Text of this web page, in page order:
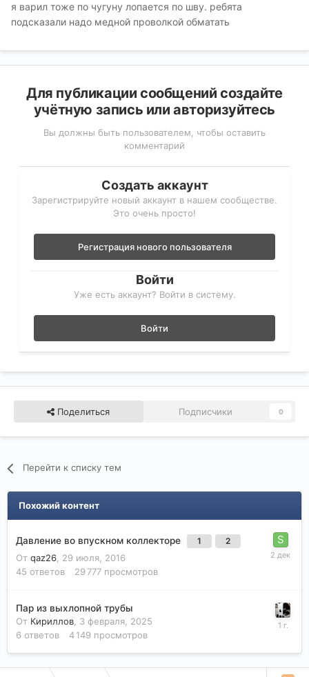
я варил тоже по чугуну лопается по шву. ребята
подсказали надо медной проволкой обматать
Для публикации сообщений создайте
учётную запись или авторизуйтесь
Вы должны быть пользователем, чтобы оставить
комментарий
Создать аккаунт
Зарегистрируйте новый аккаунт в нашем сообществе.
Это очень просто!
Регистрация нового пользователя
Войти
Уже есть аккаунт? Войти в систему.
Войти
Поделиться Подписчики 0
Перейти к списку тем
Похожий контент
Давление во впускном коллекторе 1 2
От qaz26, 29 июля, 2016
45 ответов 29 777 просмотров
Пар из выхлопной трубы
От Кириллов, 3 февраля, 2025
6 ответов 4 149 просмотров